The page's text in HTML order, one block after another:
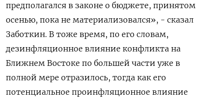
предполагался в законе о бюджете, ​принятом
осенью, ⁠пока не материализовался», - сказал
Заботкин. В тоже время, по его словам,
дезинфляционное влияние конфликта на
Ближнем Востоке ‌по большей части уже в
полной мере отразилось, тогда ‌как его
потенциальное проинфляционное влияние